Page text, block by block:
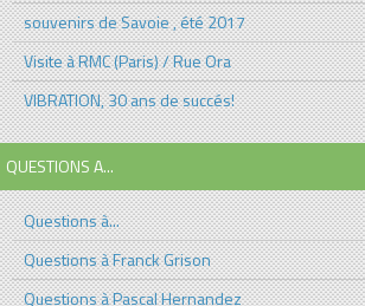
souvenirs de Savoie , été 2017
Visite à RMC (Paris) / Rue Ora
VIBRATION, 30 ans de succés!
QUESTIONS A...
Questions à...
Questions à Franck Grison
Questions à Pascal Hernandez